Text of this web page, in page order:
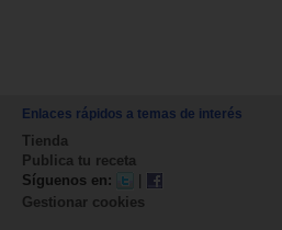
Enlaces rápidos a temas de interés
Tienda
Publica tu receta
Síguenos en:
|
Gestionar cookies